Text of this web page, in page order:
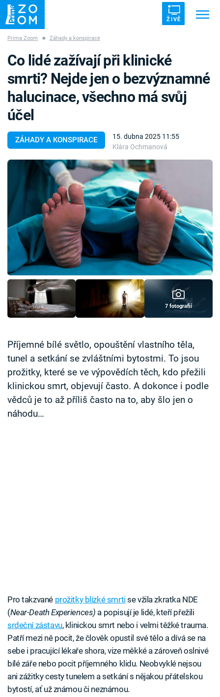
ŽIVĚ
ZÁHADY VETŘELCI DÁVNOVĚKU
Témata
Témata
Pořady
TV Program
Časopis
Sledujte prima+
Přihlášení
Prima Zoom ■ Záhady a konspirace
ZÁHADY A KONSPIRACE
15. dubna 2025 11:55
Klára Ochmanová
Co lidé zažívají při klinické
smrti? Nejde jen o bezvýznamné
halucinace, všechno má svůj
účel
7 fotografií
Příjemné bílé světlo, opouštění vlastního těla,
tunel a setkání se zvláštními bytostmi. To jsou
prožitky, které se ve výpovědích těch, kdo přežili
klinickou smrt, objevují často. A dokonce i podle
vědců je to až příliš často na to, aby šlo jen o
náhodu…
Pro takzvané prožitky blízké smrti se vžila zkratka NDE
(Near-Death Experiences) a popisují je lidé, kteří přežili
srdeční zástavu, klinickou smrt nebo i velmi těžké trauma.
Patří mezi ně pocit, že člověk opustil své tělo a dívá se na
sebe i pracující lékaře shora, vize měkké a zároveň oslnivé
bílé záře nebo pocit příjemného klidu. Neobvyklé nejsou
ani zážitky cesty tunelem a setkání s nějakou přátelskou
bytostí, ať už známou či neznámou.